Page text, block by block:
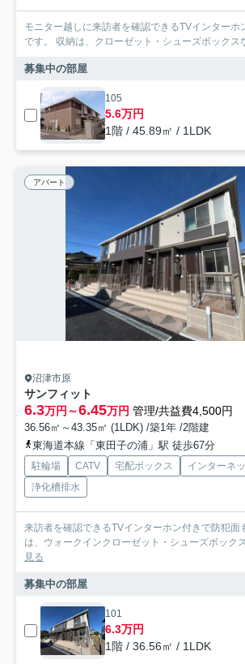
モニター越しに来訪者を確認できるTVインターホ
です。 収納は、クローゼット・シューズボックス
募集中の部屋
105
5.6万円
1階 / 45.89㎡ / 1LDK
アパート
沼津市原
サンフィット
6.3万円～6.45万円 管理/共益費4,500円
36.56㎡～43.35㎡ (1LDK) /築1年 /2階建
東海道本線「東田子の浦」駅 徒歩67分
駐輪場 CATV 宅配ボックス
インターネ
浄化槽排水
来訪者を確認できるTVインターホン付きで防犯面
は、ウォークインクローゼット・シューズボック
見る
募集中の部屋
101
6.3万円
1階 / 36.56㎡ / 1LDK